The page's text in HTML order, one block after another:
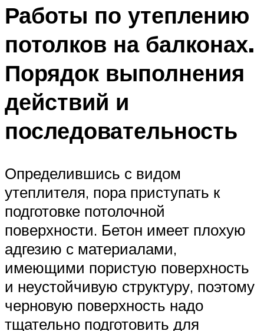
Работы по утеплению
потолков на балконах.
Порядок выполнения
действий и
последовательность
Определившись с видом
утеплителя, пора приступать к
подготовке потолочной
поверхности. Бетон имеет плохую
адгезию с материалами,
имеющими пористую поверхность
и неустойчивую структуру, поэтому
черновую поверхность надо
тщательно подготовить для